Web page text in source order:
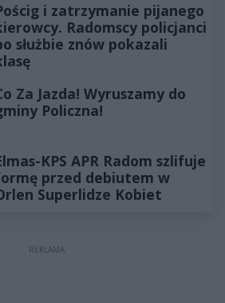
i zatrzymanie pijanego
Radomscy policjanci
służbie znów pokazali
Za Jazda! Wyruszamy do
Policzna!
KPS APR Radom szlifuje
przed debiutem w
Superlidze Kobiet
REKLAMA